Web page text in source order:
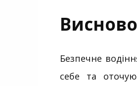
Безпечне
себе та